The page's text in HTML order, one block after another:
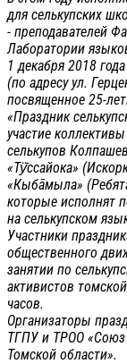
для селькупских
- преподавателей
Лаборатории
1 декабря 2018
(по адресу ул.
посвященное 25-
«Праздник
участие
селькупов
«Тӱ̄ссайока»
«Кыбāмыла»
которые исполнят
на селькупском
Участники
общественного
занятии по
активистов
часов.
Организаторы
ТГПУ и ТРОО «Союз
Томской области».